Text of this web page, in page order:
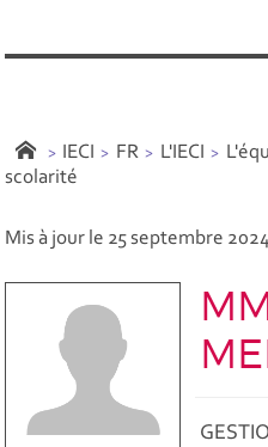
IECI FR L'IECI
scolarité
Mis à jour le 25 septembre